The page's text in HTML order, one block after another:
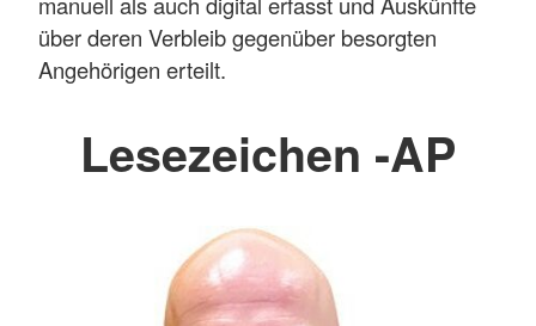
über deren Verbleib gegenüber besorgten
Angehörigen erteilt.
Lesezeichen -AP